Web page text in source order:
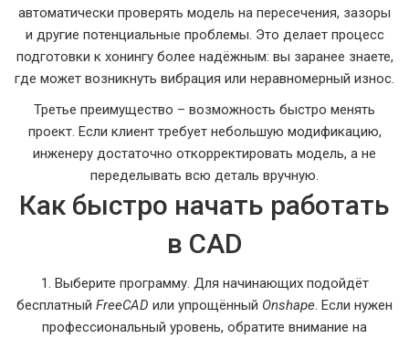
автоматически проверять модель на пересечения, зазоры
и другие потенциальные проблемы. Это делает процесс
подготовки к хонингу более надёжным: вы заранее знаете,
где может возникнуть вибрация или неравномерный износ.
Третье преимущество – возможность быстро менять
проект. Если клиент требует небольшую модификацию,
инженеру достаточно откорректировать модель, а не
переделывать всю деталь вручную.
Как быстро начать работать
в CAD
1. Выберите программу. Для начинающих подойдёт
бесплатный FreeCAD или упрощённый Onshape. Если нужен
профессиональный уровень, обратите внимание на